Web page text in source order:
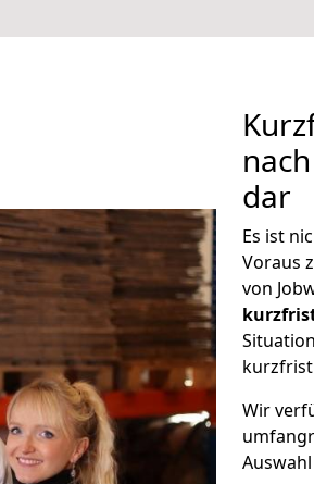
dar
Es ist
Voraus
von
Wir